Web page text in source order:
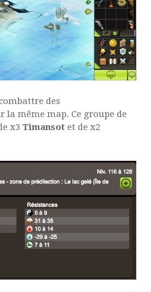
des
la même map. Ce groupe de
x3 Timansot et de x2